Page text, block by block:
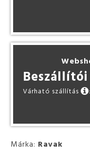
Márka: Ravak
Várható szállítás
: